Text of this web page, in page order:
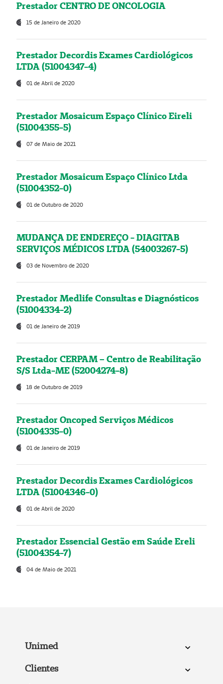
Prestador CENTRO DE ONCOLOGIA
15 de Janeiro de 2020
Prestador Decordis Exames Cardiológicos
LTDA (51004347-4)
01 de Abril de 2020
Prestador Mosaicum Espaço Clínico Eireli
(51004355-5)
07 de Maio de 2021
Prestador Mosaicum Espaço Clínico Ltda
(51004352-0)
01 de Outubro de 2020
MUDANÇA DE ENDEREÇO - DIAGITAB
SERVIÇOS MÉDICOS LTDA (54003267-5)
03 de Novembro de 2020
Prestador Medlife Consultas e Diagnósticos
(51004334-2)
01 de Janeiro de 2019
Prestador CERPAM – Centro de Reabilitação
S/S Ltda-ME (52004274-8)
18 de Outubro de 2019
Prestador Oncoped Serviços Médicos
(51004335-0)
01 de Janeiro de 2019
Prestador Decordis Exames Cardiológicos
LTDA (51004346-0)
01 de Abril de 2020
Prestador Essencial Gestão em Saúde Ereli
(51004354-7)
04 de Maio de 2021
Unimed
Clientes